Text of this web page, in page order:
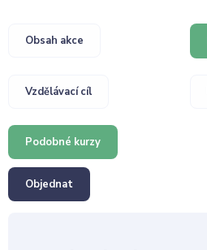
Obsah akce
Vzdělávací cíl
Podobné kurzy
Objednat